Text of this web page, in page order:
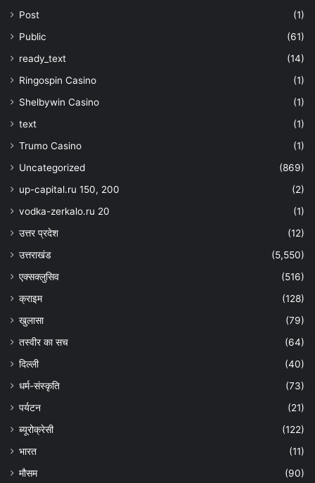
Post
(1)
Public
(61)
ready_text
(14)
Ringospin Casino
(1)
Shelbywin Casino
(1)
text
(1)
Trumo Casino
(1)
Uncategorized
(869)
up-capital.ru 150, 200
(2)
vodka-zerkalo.ru 20
(1)
उत्तर प्रदेश
(12)
उत्तराखंड
(5,550)
एक्सक्लुसिव
(516)
क्राइम
(128)
खुलासा
(79)
तस्वीर का सच
(64)
दिल्ली
(40)
धर्म-संस्कृति
(73)
पर्यटन
(21)
ब्यूरोक्रेसी
(122)
भारत
(11)
मौसम
(90)